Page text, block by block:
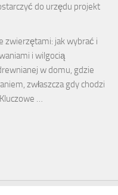
do urzędu projekt
zwierzętami: jak wybrać i
i wilgocią
w domu, gdzie
zwłaszcza gdy chodzi
…